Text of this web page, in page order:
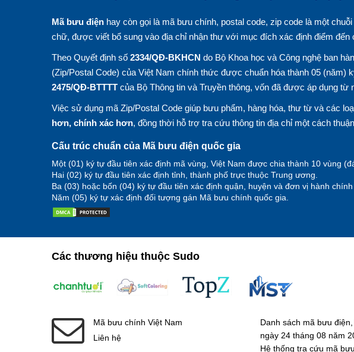
Mã bưu điện hay còn gọi là mã bưu chính, postal code, zip code là một
chữ, được viết bổ sung vào địa chỉ nhận thư với mục đích xác định điểm đến
Theo Quyết định số 2334/QĐ-BKHCN do Bộ Khoa học và Công nghệ ban
(Zip/Postal Code) của Việt Nam chính thức được chuẩn hóa thành 05 (năm)
2475/QĐ-BTTTT của Bộ Thông tin và Truyền thông, vốn đã được áp dụng từ
Việc sử dụng mã Zip/Postal Code giúp bưu phẩm, hàng hóa, thư từ và các
hơn, chính xác hơn, đồng thời hỗ trợ tra cứu thông tin địa chỉ một cách
Cấu trúc chuẩn của Mã bưu điện quốc gia
Một (01) ký tự đầu tiên xác định mã vùng, Việt Nam được chia thành 10 vùng
Hai (02) ký tự đầu tiên xác định tỉnh, thành phố trực thuộc Trung ương.
Ba (03) hoặc bốn (04) ký tự đầu tiên xác định quận, huyện và đơn vị hành
Năm (05) ký tự xác định đối tượng gán Mã bưu chính quốc gia.
Các thương hiệu thuộc Sudo
Mã bưu chính Việt Nam
Liên hệ
Danh sách mã bưu
ngày 24 tháng 08 năm
Hệ thống tra cứu mã